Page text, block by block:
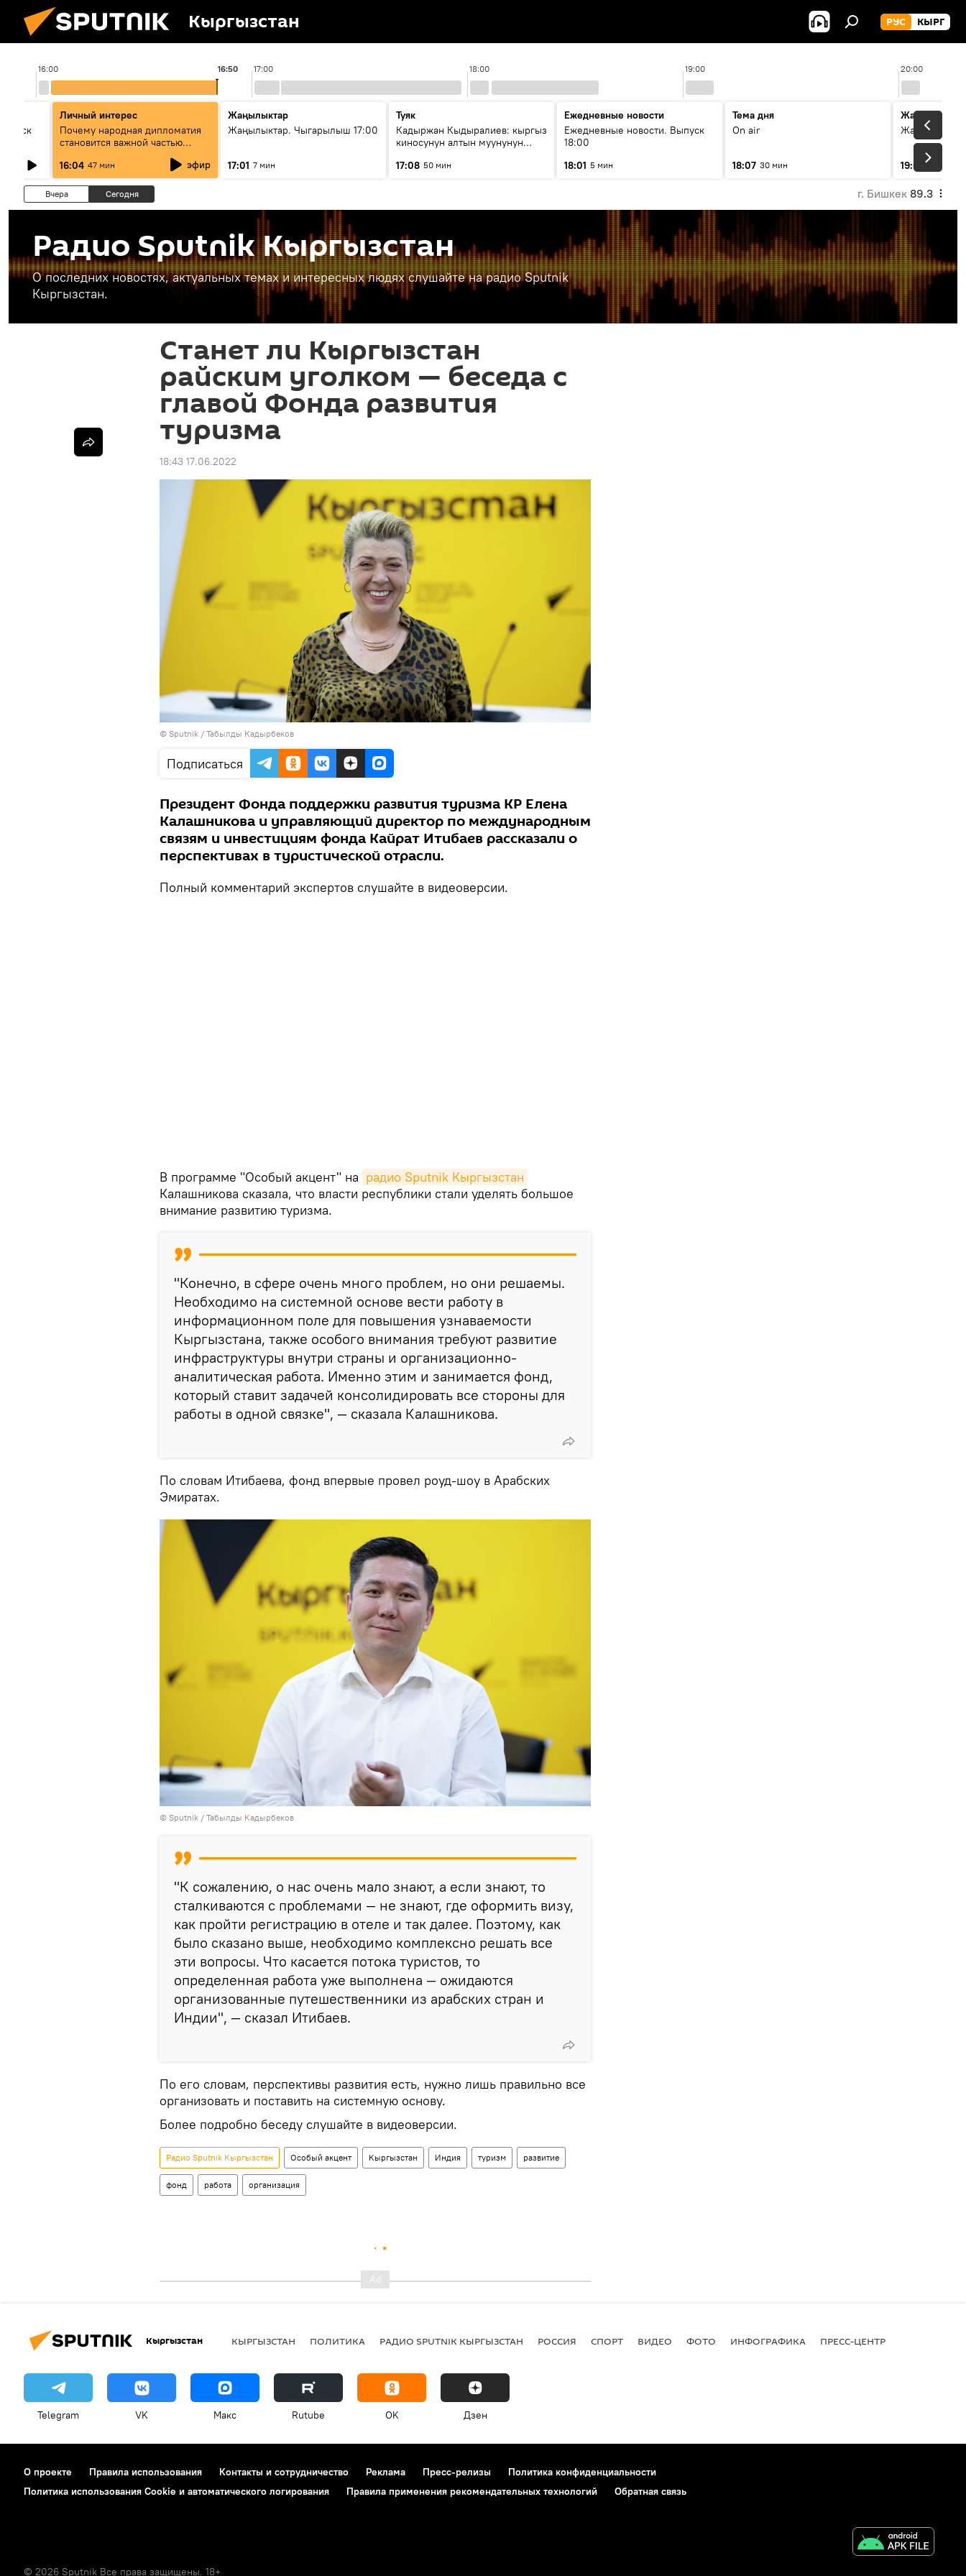
Кыргызстан РУС КЫРГ
16:00 17:00 18:00 19:00 20:00
16:50
Личный интерес
Почему народная дипломатия
становится важной частью
сотрудничества
16:04 47 мин эфир
Жаңылыктар
Жаңылыктар. Чыгарылыш 17:00
17:01 7 мин
Туяк
Кадыржан Кыдыралиев: кыргыз
киносунун алтын муунунун
17:08 50 мин
Ежедневные новости
Ежедневные новости. Выпуск
18:00
18:01 5 мин
Тема дня
On air
18:07 30 мин
Жаңылыктар
19:01 8 мин
Вчера Сегодня г. Бишкек 89.3
Радио Sputnik Кыргызстан
О последних новостях, актуальных темах и интересных людях слушайте на радио Sputnik
Кыргызстан.
Станет ли Кыргызстан
райским уголком — беседа с
главой Фонда развития
туризма
18:43 17.06.2022
© Sputnik / Табылды Кадырбеков
Подписаться
Президент Фонда поддержки развития туризма КР Елена
Калашникова и управляющий директор по международным
связям и инвестициям фонда Кайрат Итибаев рассказали о
перспективах в туристической отрасли.
Полный комментарий экспертов слушайте в видеоверсии.
В программе "Особый акцент" на радио Sputnik Кыргызстан
Калашникова сказала, что власти республики стали уделять большое
внимание развитию туризма.
"Конечно, в сфере очень много проблем, но они решаемы.
Необходимо на системной основе вести работу в
информационном поле для повышения узнаваемости
Кыргызстана, также особого внимания требуют развитие
инфраструктуры внутри страны и организационно-
аналитическая работа. Именно этим и занимается фонд,
который ставит задачей консолидировать все стороны для
работы в одной связке", — сказала Калашникова.
По словам Итибаева, фонд впервые провел роуд-шоу в Арабских
Эмиратах.
© Sputnik / Табылды Кадырбеков
"К сожалению, о нас очень мало знают, а если знают, то
сталкиваются с проблемами — не знают, где оформить визу,
как пройти регистрацию в отеле и так далее. Поэтому, как
было сказано выше, необходимо комплексно решать все
эти вопросы. Что касается потока туристов, то
определенная работа уже выполнена — ожидаются
организованные путешественники из арабских стран и
Индии", — сказал Итибаев.
По его словам, перспективы развития есть, нужно лишь правильно все
организовать и поставить на системную основу.
Более подробно беседу слушайте в видеоверсии.
Радио Sputnik Кыргызстан Особый акцент Кыргызстан Индия туризм развитие
фонд работа организация
Кыргызстан КЫРГЫЗСТАН ПОЛИТИКА РАДИО SPUTNIK КЫРГЫЗСТАН РОССИЯ СПОРТ ВИДЕО ФОТО ИНФОГРАФИКА ПРЕСС-ЦЕНТР
Telegram VK Макс Rutube OK Дзен
О проекте Правила использования Контакты и сотрудничество Реклама Пресс-релизы
Политика конфиденциальности
Политика использования Cookie и автоматического логирования
Правила применения рекомендательных технологий Обратная связь
© 2026 Sputnik Все права защищены. 18+